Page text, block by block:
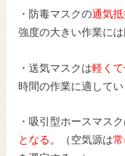
・防毒マスクの通気
強度の大きい作業には
・送気マスクは軽くて
時間の作業に適してい
・吸引型ホースマス
となる 。（空気源は